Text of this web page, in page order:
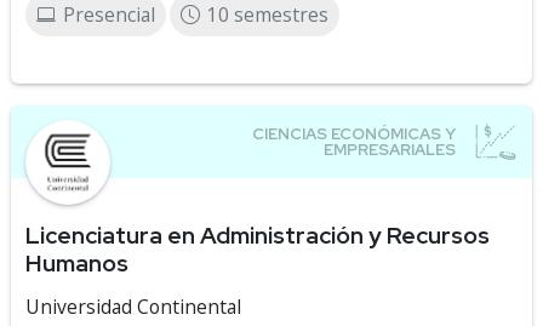
Presencial 10 semestres
Licenciatura en Administración y Recursos
Humanos
Universidad Continental